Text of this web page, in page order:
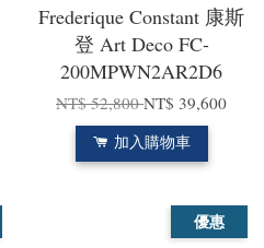
Frederique Constant 康斯
登 Art Deco FC-
200MPWN2AR2D6
NT$ 52,800NT$ 39,600
加入購物車
優惠